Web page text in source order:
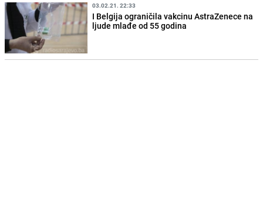
03.02.21. 22:33
I Belgija ograničila vakcinu AstraZenece na
ljude mlađe od 55 godina